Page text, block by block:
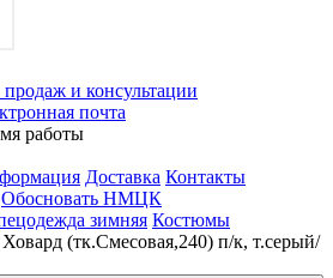
и консультации
почта
работы
Доставка Контакты
Обосновать НМЦК
зимняя Костюмы
(тк.Смесовая,240) п/к, т.серый/